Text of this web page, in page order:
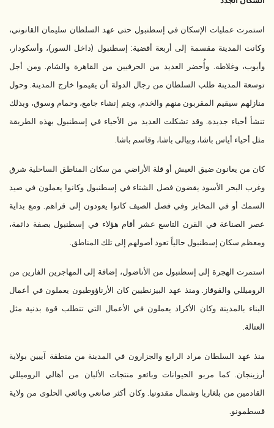
استمرت عمليات الإسكان في إسطنبول حتى عهد السلطان سليمان القانوني،
وكانت المدينة مقسمة إلى أربعة أقضية: إسطنبول (داخل السور)، وأسكودار،
وأيوب، وغلاطه. وأُحضر العديد من الحرفيين من القاهرة والشام. ومن أجل
توسعة المدينة طلب السلطان من رجال الدولة أن يقيموا خارج المدينة. وحول
منازلهم سيقيم المقربون منهم والخدم، ويتم إنشاء جامع، وحمام وسوق، وبذلك
تنشأ أحياء جديدة. وقد تشكلت العديد من الأحياء في إسطنبول بهذه الطريقة
مثل أحياء أياس باشا، وبيالى باشا، وقاسم باشا.
كان من يعانون ضيق العيش أو قلة الأراضي من سكان المناطق الساحلية شرق
وغرب البحر الأسود يقضون فصل الشتاء في إسطنبول وكانوا يعملون في صيد
السمك أو في المخابز وفي فصل الصيف كانوا يعودون إلى قراهم. ومع بداية
عصر الصناعة في القرن التاسع عشر أقام هؤلاء في إسطنبول بصفة دائمة،
ومعظم سكان إسطنبول حالياً تعود أصولهم إلى تلك المناطق.
استمرت الهجرة إلى إسطنبول من الأناضول، إضافة إلى المهاجرين الفارين من
الروميللي والقوقاز. ومنذ عهد البيزنطيين كان الأرناؤوطيون يعملون في أعمال
البناء بالمدينة وكان الأكراد يعملون في الأعمال التي تتطلب قوة بدنية مثل
العتالة.
منذ عهد السلطان مراد الرابع والجزارون في المدينة من منطقة آييين بولاية
أرزينجان. كما مربو الحيوانات وبائعو منتجات الألبان من أهالي الروميللي
القادمين من بلغاريا وشمال مقدونيا. وكان أكثر صانعي وبائعي الحلوى من ولاية
قسطمونو.